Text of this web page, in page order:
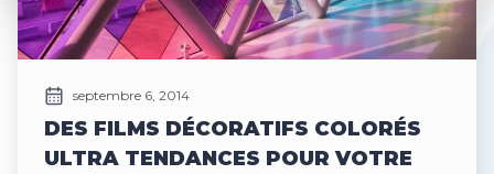
septembre 6, 2014
DES FILMS DÉCORATIFS COLORÉS
ULTRA TENDANCES POUR VOTRE